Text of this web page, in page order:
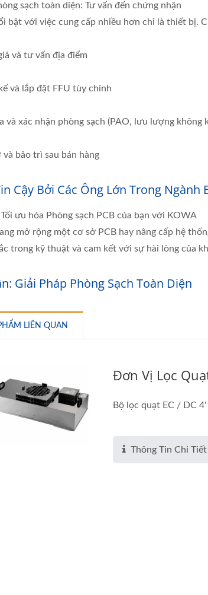
sạch toàn diện: Tư vấn đến chứng nhận
bật với việc cung cấp nhiều hơn chỉ là thiết bị.
và tư vấn địa điểm
và lắp đặt FFU tùy chỉnh
và xác nhận phòng sạch (PAO, lưu lượng không
bảo trì sau bán hàng
Cậy Bởi Các Ông Lớn Trong Ngành
ưu hóa Phòng sạch PCB của bạn với KOWA
mở rộng một cơ sở PCB hay nâng cấp hệ
trong kỹ thuật và cam kết với sự hài lòng của
Giải Pháp Phòng Sạch Toàn Diện
LIÊN QUAN
Đơn Vị Lọc
Bộ lọc quạt EC / DC
Thông Tin Chi Tiết